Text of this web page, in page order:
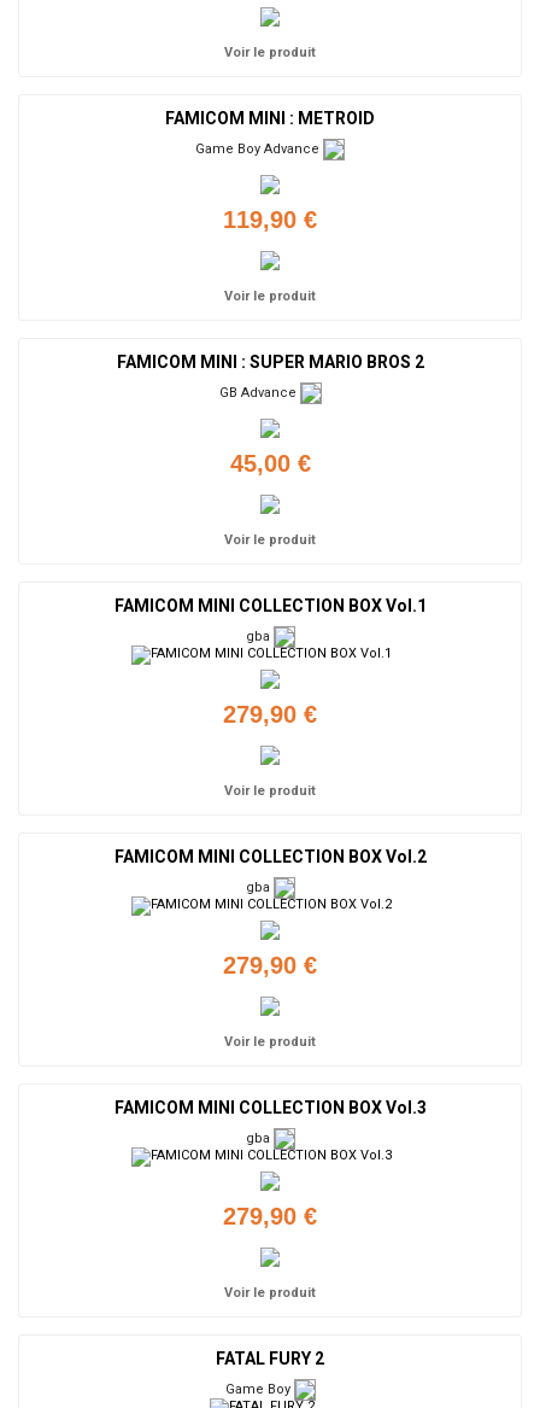
Voir le produit
FAMICOM MINI : METROID
Game Boy Advance
119,90 €
Voir le produit
FAMICOM MINI : SUPER MARIO BROS 2
GB Advance
45,00 €
Voir le produit
FAMICOM MINI COLLECTION BOX Vol.1
gba
279,90 €
Voir le produit
FAMICOM MINI COLLECTION BOX Vol.2
gba
279,90 €
Voir le produit
FAMICOM MINI COLLECTION BOX Vol.3
gba
279,90 €
Voir le produit
FATAL FURY 2
Game Boy